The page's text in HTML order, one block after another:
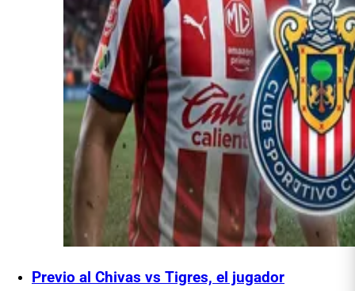
Previo al Chivas vs Tigres, el jugador